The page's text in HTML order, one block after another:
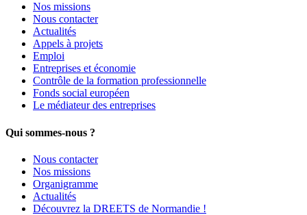
Nos missions
Nous contacter
Actualités
Appels à projets
Emploi
Entreprises et économie
Contrôle de la formation professionnelle
Fonds social européen
Le médiateur des entreprises
Qui sommes-nous ?
Nous contacter
Nos missions
Organigramme
Actualités
Découvrez la DREETS de Normandie !